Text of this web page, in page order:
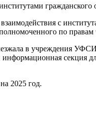
гражданского
с
по правам
в учреждения
информационная
2025 год.